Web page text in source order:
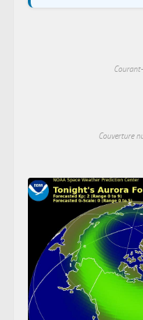
Couverture